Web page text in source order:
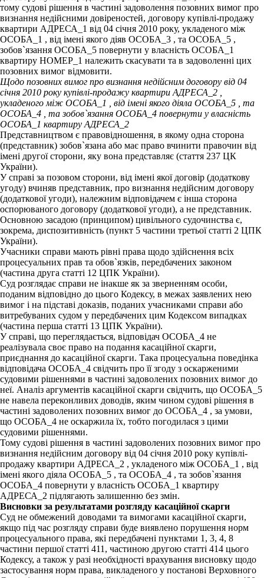
тому судові рішення в частині задоволення позовних вимог про
визнання недійсними довіреностей, договору купівлі-продажу
квартири АДРЕСА_1 від 04 січня 2010 року, укладеного між
ОСОБА_1 , від імені якого діяв ОСОБА_3 , та ОСОБА_5 ,
зобов`язання ОСОБА_5 повернути у власність ОСОБА_1
квартиру НОМЕР_1 належить скасувати та в задоволенні цих
позовних вимог відмовити.
Щодо позовних вимог про визнання недійсним договору від 04
січня 2010 року купівлі-продажу квартири АДРЕСА_2 ,
укладеного між ОСОБА_1 , від імені якого діяла ОСОБА_5 , та
ОСОБА_4 , та зобов`язання ОСОБА_4 повернути у власність
ОСОБА_1 квартиру АДРЕСА_2
Представництвом є правовідношення, в якому одна сторона
(представник) зобов`язана або має право вчинити правочин від
імені другої сторони, яку вона представляє (стаття 237 ЦК
України).
У справі за позовом сторони, від імені якої договір (додаткову
угоду) вчиняв представник, про визнання недійсним договору
(додаткової угоди), належним відповідачем є інша сторона
оспорюваного договору (додаткової угоди), а не представник.
Основною засадою (принципом) цивільного судочинства є,
зокрема, диспозитивність (пункт 5 частини третьої статті 2 ЦПК
України).
Учасники справи мають рівні права щодо здійснення всіх
процесуальних прав та обов`язків, передбачених законом
(частина друга статті 12 ЦПК України).
Суд розглядає справи не інакше як за зверненням особи,
поданим відповідно до цього Кодексу, в межах заявлених нею
вимог і на підставі доказів, поданих учасниками справи або
витребуваних судом у передбачених цим Кодексом випадках
(частина перша статті 13 ЦПК України).
У справі, що переглядається, відповідач ОСОБА_4 не
реалізувала своє право на подання касаційної скарги,
приєднання до касаційної скарги. Така процесуальна поведінка
відповідача ОСОБА_4 свідчить про її згоду з оскарженими
судовими рішеннями в частині задоволених позовних вимог до
неї. Аналіз аргументів касаційної скарги свідчить, що ОСОБА_5
не навела переконливих доводів, яким чином судові рішення в
частині задоволених позовних вимог до ОСОБА_4 , за умови,
що ОСОБА_4 не оскаржила їх, тобто погодилася з цими
судовими рішеннями.
Тому судові рішення в частині задоволених позовних вимог про
визнання недійсним договору від 04 січня 2010 року купівлі-
продажу квартири АДРЕСА_2 , укладеного між ОСОБА_1 , від
імені якого діяла ОСОБА_5 , та ОСОБА_4 , та зобов`язання
ОСОБА_4 повернути у власність ОСОБА_1 квартиру
АДРЕСА_2 підлягають залишенню без змін.
Висновки за результатами розгляду касаційної скарги
Суд не обмежений доводами та вимогами касаційної скарги,
якщо під час розгляду справи буде виявлено порушення норм
процесуального права, які передбачені пунктами 1, 3, 4, 8
частини першої статті 411, частиною другою статті 414 цього
Кодексу, а також у разі необхідності врахування висновку щодо
застосування норм права, викладеного у постанові Верховного